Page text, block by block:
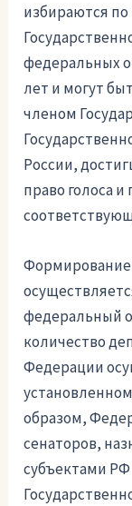
избираются
федеральных
лет и могут
членом
России,
право голоса
Формирование
федеральный
количество
Федерации
образом,
сенаторов,
субъектами